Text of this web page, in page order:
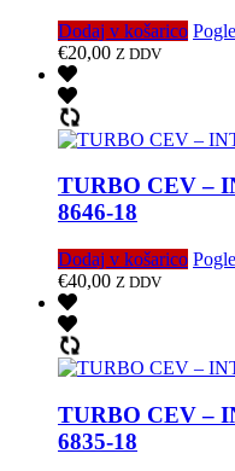
Dodaj v košarico
€20,00 Z DDV
TURBO CEV –
8646-18
Dodaj v košarico
€40,00 Z DDV
TURBO CEV –
6835-18